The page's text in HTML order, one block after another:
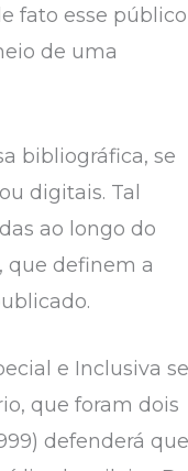
fato esse
de uma
bibliográfica, se
digitais. Tal
ao longo do
que definem a
e Inclusiva
que foram dois
defenderá